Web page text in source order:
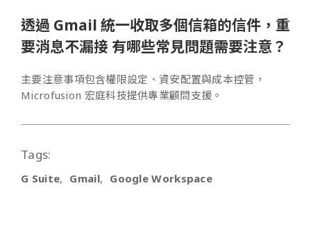
透過 Gmail 統一收取多個信箱的信件，重
要消息不漏接 有哪些常見問題需要注意？
主要注意事項包含權限設定、資安配置與成本控管，
Microfusion 宏庭科技提供專業顧問支援。
Tags:
G Suite Gmail Google Workspace